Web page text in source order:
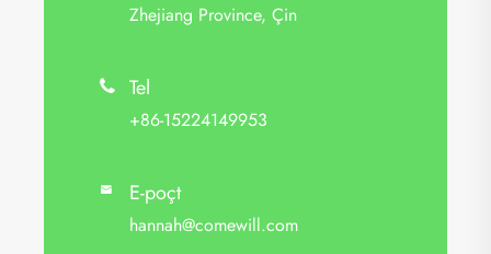
Zhejiang Province, Çin
 Tel
+86-15224149953
 E-poçt
hannah@comewill.com